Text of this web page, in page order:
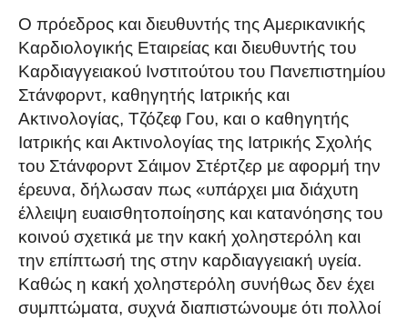
Ο πρόεδρος και διευθυντής της Αμερικανικής
Καρδιολογικής Εταιρείας και διευθυντής του
Καρδιαγγειακού Ινστιτούτου του Πανεπιστημίου
Στάνφορντ, καθηγητής Ιατρικής και
Ακτινολογίας, Τζόζεφ Γου, και ο καθηγητής
Ιατρικής και Ακτινολογίας της Ιατρικής Σχολής
του Στάνφορντ Σάιμον Στέρτζερ με αφορμή την
έρευνα, δήλωσαν πως «υπάρχει μια διάχυτη
έλλειψη ευαισθητοποίησης και κατανόησης του
κοινού σχετικά με την κακή χοληστερόλη και
την επίπτωσή της στην καρδιαγγειακή υγεία.
Καθώς η κακή χοληστερόλη συνήθως δεν έχει
συμπτώματα, συχνά διαπιστώνουμε ότι πολλοί